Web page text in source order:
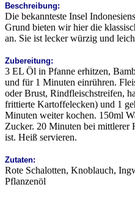
Beschreibung:
Die bekannteste Insel
Grund bieten wir hier die
an. Sie ist lecker würzig und
Zubereitung:
3 EL Öl in Pfanne erhitzen,
und für 1 Minuten einrühren.
oder Brust, Rindfleischstreifen,
frittierte Kartoffelecken) und 1
Minuten weiter kochen. 150ml
Zucker. 20 Minuten bei mittlerer
ist. Heiß servieren.
Zutaten:
Rote Schalotten, Knoblauch,
Pflanzenöl